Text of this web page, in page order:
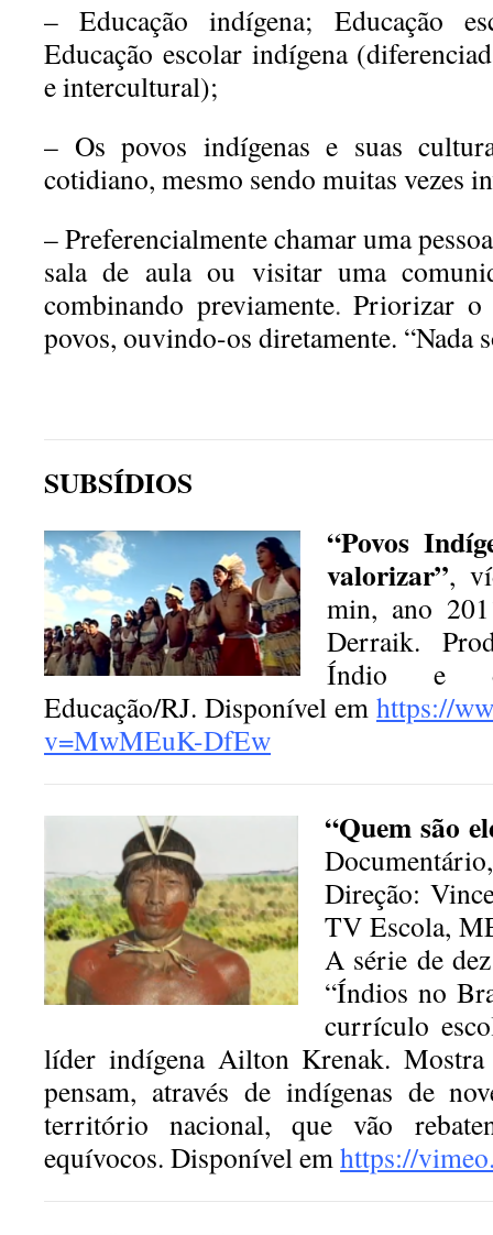
– Educação indígena; Educação
Educação escolar indígena
e intercultural);
– Os povos indígenas e suas
cotidiano, mesmo sendo muitas vezes
– Preferencialmente chamar uma
sala de aula ou visitar uma
combinando previamente. Priorizar
povos, ouvindo-os diretamente. “Nada
SUBSÍDIOS
“Povos
valorizar”,
min, ano
Derraik.
Índio e
Educação/RJ. Disponível em https://
v=MwMEuK-DfEw
“Quem são
Direção:
TV Escola,
A série de
“Índios no
currículo
líder indígena Ailton Krenak.
pensam, através de indígenas de
território nacional, que vão
equívocos. Disponível emhttps://